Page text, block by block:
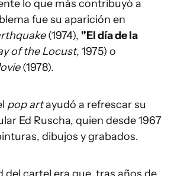
lo que más contribuyó a
fue su aparición en
(1974), "El día de la
of the Locust, 1975) o
(1978).
pop artayudó a refrescar su
Ed Ruscha, quien desde 1967
dibujos y grabados.